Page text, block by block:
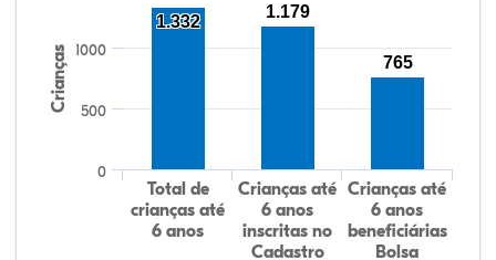
Crianças
Total de
crianças até
6 anos
Crianças até
6 anos
inscritas no
Cadastro
Crianças até
6 anos
beneficiárias
Bolsa
0
500
1000
1.332
1.179
765